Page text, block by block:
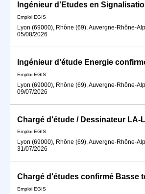
Emploi EGIS
Lyon (69000), Rhône (69), Auvergne-Rhône-
05/08/2026
Emploi EGIS
Lyon (69000), Rhône (69), Auvergne-Rhône-
09/07/2026
Chargé d'étude / Dessinateur LA-
Emploi EGIS
Lyon (69000), Rhône (69), Auvergne-Rhône-
31/07/2026
Emploi EGIS